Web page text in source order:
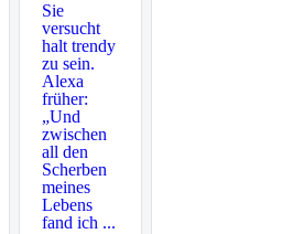
Sie
versucht
halt trendy
zu sein.
Alexa
früher:
„Und
zwischen
all den
Scherben
meines
Lebens
fand ich ...